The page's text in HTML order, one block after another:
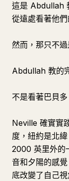
這是 Abdullah
從遠處看著他
然而，那只不
Abdullah 教的
不是看著巴貝
Neville 確實實
度，紐約是北
2000 英里外的
音和夕陽的感
底改變了自己視